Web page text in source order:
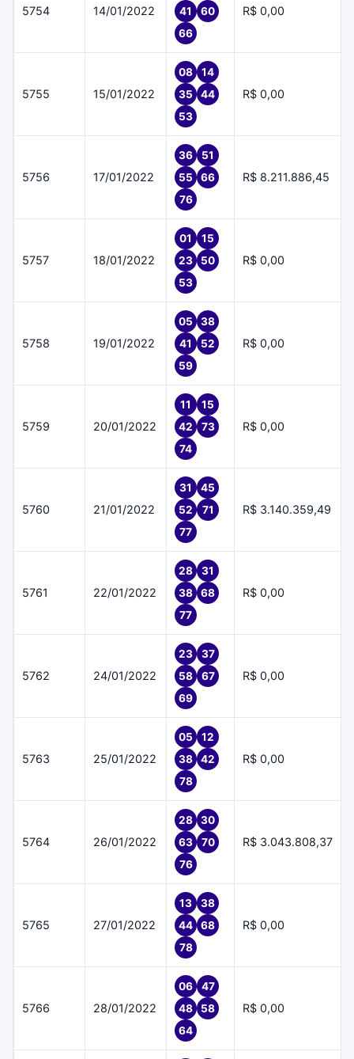
5754 14/01/2022
41
60
66
R$ 0,00
5755 15/01/2022
08
14
35
44
53
R$ 0,00
5756 17/01/2022
36
51
55
66
76
R$ 8.211.886,45
5757 18/01/2022
01
15
23
50
53
R$ 0,00
5758 19/01/2022
05
38
41
52
59
R$ 0,00
5759 20/01/2022
11
15
42
73
74
R$ 0,00
5760 21/01/2022
31
45
52
71
77
R$ 3.140.359,49
5761 22/01/2022
28
31
38
68
77
R$ 0,00
5762 24/01/2022
23
37
58
67
69
R$ 0,00
5763 25/01/2022
05
12
38
42
78
R$ 0,00
5764 26/01/2022
28
30
63
70
76
R$ 3.043.808,37
5765 27/01/2022
13
38
44
68
78
R$ 0,00
5766 28/01/2022
06
47
48
58
64
R$ 0,00